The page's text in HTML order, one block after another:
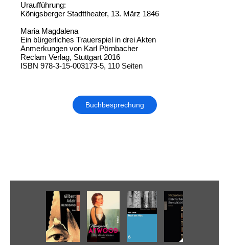
Uraufführung:
Königsberger Stadttheater, 13. März 1846
Maria Magdalena
Ein bürgerliches Trauerspiel in drei Akten
Anmerkungen von Karl Pörnbacher
Reclam Verlag, Stuttgart 2016
ISBN 978-3-15-003173-5, 110 Seiten
Buchbesprechung